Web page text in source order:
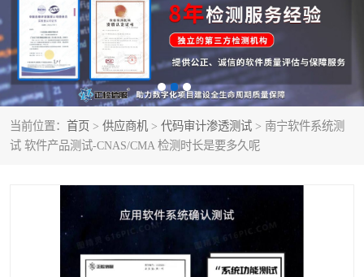
当前位置： 首页 > 供应商机 > 代码审计渗透测试 > 南宁软件系统测
试 软件产品测试-CNAS/CMA 检测时长是要多久呢
电子政务验收测评 数字信息化验收测评
应用软件系统测试 信息系统漏洞扫描
科技成果鉴定测试 软件产品登记测试
信息安全风险评估 系统性能效率测试